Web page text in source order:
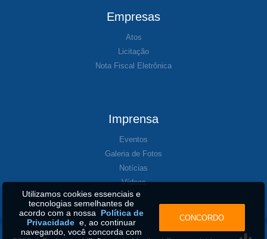
Empresas
Atos
Licitação
Nota Fiscal Eletrônica
Imprensa
Eventos
Galeria de Fotos
Notícias
Vídeos
Utilizamos cookies essenciais e
tecnologias semelhantes de
acordo com a nossa Política de
Privacidadee, ao continuar
navegando, você concorda com
CONCORDO